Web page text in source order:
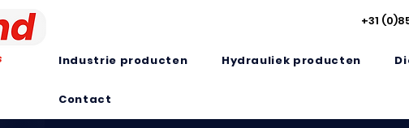
+31
Industrie producten Hydrauliek producten
Contact